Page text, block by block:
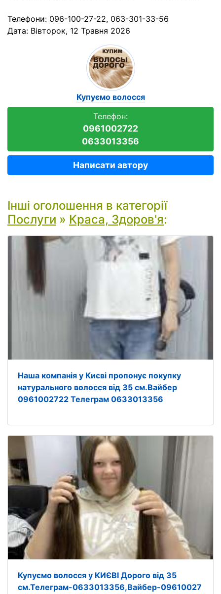
Телефони: 096-100-27-22, 063-301-33-56
Дата: Вівторок, 12 Травня 2026
Купуємо волосся
Телефон:
0961002722
0633013356
Написати автору
Інші оголошення в категорії
Послуги » Краса, Здоров'я:
Наша компанія у Києві пропонує покупку
натурального волосся від 35 см.Вайбер
0961002722 Телеграм 0633013356
Купуємо волосся у КИЄВІ Дорого від 35
см.Телеграм-0633013356,Вайбер-09610027